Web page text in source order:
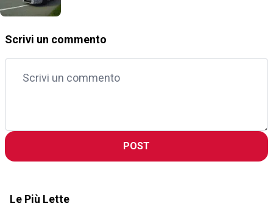
Scrivi un commento
POST
Le Più Lette